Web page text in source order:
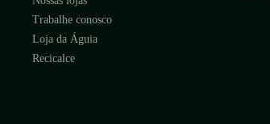
Trabalhe conosco
Loja da Águia
Recicalce